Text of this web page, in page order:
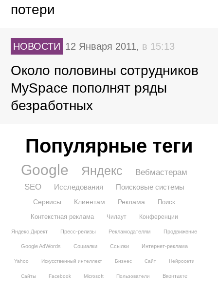
потери
НОВОСТИ 12 Января 2011, в 15:13
Около половины сотрудников
MySpace пополнят ряды
безработных
Популярные теги
Google Яндекс
Вебмастерам
SEO
Исследования Поисковые системы
Сервисы Клиентам Реклама
Поиск
Контекстная реклама
Чилаут Конференции
Яндекс.Директ Пресс-релизы Рекламодателям Продвижение
Google AdWords Социалки Ссылки Интернет-реклама
Yahoo Искусственный интеллект Бизнес Сайт Нейросети
Сайты Facebook Microsoft Пользователи Вконтакте